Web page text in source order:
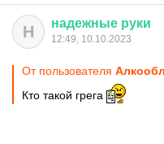
Н надежные руки
12:49, 10.10.2023
От пользователя
Кто такой грега